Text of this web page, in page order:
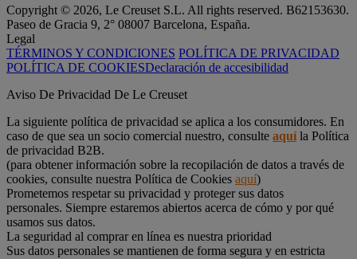
Copyright © 2026, Le Creuset S.L. All rights reserved. B62153630.
Paseo de Gracia 9, 2° 08007 Barcelona, España.
Legal
TÉRMINOS Y CONDICIONES POLÍTICA DE PRIVACIDAD
POLÍTICA DE COOKIESDeclaración de accesibilidad
Aviso De Privacidad De Le Creuset
La siguiente política de privacidad se aplica a los consumidores. En
caso de que sea un socio comercial nuestro, consulte aquíla Política
de privacidad B2B.
(para obtener información sobre la recopilación de datos a través de
cookies, consulte nuestra Política de Cookies aquí)
Prometemos respetar su privacidad y proteger sus datos
personales. Siempre estaremos abiertos acerca de cómo y por qué
usamos sus datos.
La seguridad al comprar en línea es nuestra prioridad
Sus datos personales se mantienen de forma segura y en estricta